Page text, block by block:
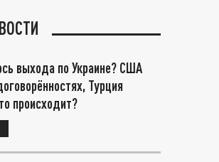
выхода по Украине? США
Турция
происходит?